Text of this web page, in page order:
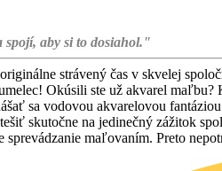
spojí, aby si to dosiahol."
strávený čas v skvelej
Okúsili ste už akvarel
sa vodovou akvarelovou
skutočne na jedinečný zážitok
maľovaním. Preto